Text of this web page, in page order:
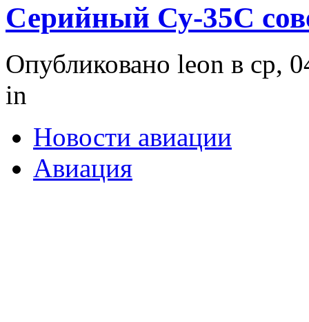
Серийный Су-35С
Опубликовано leon в ср,
in
Новости авиации
Авиация